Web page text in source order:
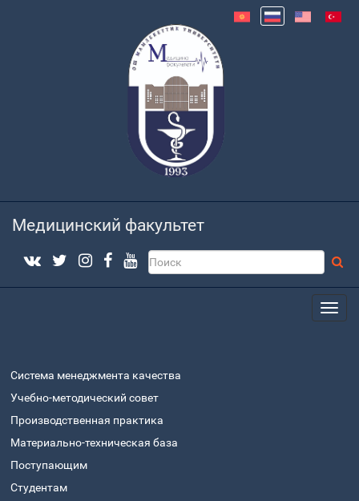
Медицинский факультет
Система менеджмента качества
Учебно-методический совет
Производственная практика
Материально-техническая база
Поступающим
Студентам